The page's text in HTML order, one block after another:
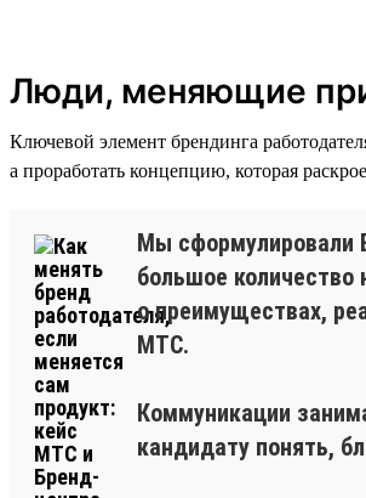
Люди, меняющие
Ключевой элемент брендинга
а проработать концепцию, которая
Мы сформулировали
большое количество
о преимуществах,
МТС.
Коммуникации
кандидату понять,